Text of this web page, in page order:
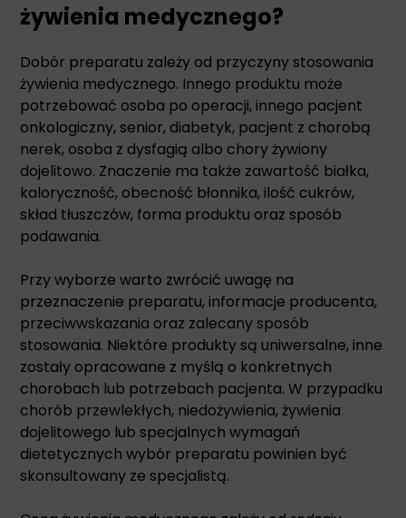
żywienia medycznego?
Dobór preparatu zależy od przyczyny stosowania
żywienia medycznego. Innego produktu może
potrzebować osoba po operacji, innego pacjent
onkologiczny, senior, diabetyk, pacjent z chorobą
nerek, osoba z dysfagią albo chory żywiony
dojelitowo. Znaczenie ma także zawartość białka,
kaloryczność, obecność błonnika, ilość cukrów,
skład tłuszczów, forma produktu oraz sposób
podawania.
Przy wyborze warto zwrócić uwagę na
przeznaczenie preparatu, informacje producenta,
przeciwwskazania oraz zalecany sposób
stosowania. Niektóre produkty są uniwersalne, inne
zostały opracowane z myślą o konkretnych
chorobach lub potrzebach pacjenta. W przypadku
chorób przewlekłych, niedożywienia, żywienia
dojelitowego lub specjalnych wymagań
dietetycznych wybór preparatu powinien być
skonsultowany ze specjalistą.